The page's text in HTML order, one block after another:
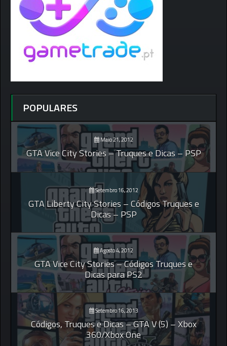
POPULARES
Maio 21, 2012
GTA Vice City Stories – Truques e Dicas – PSP
Setembro 16, 2012
GTA Liberty City Stories – Códigos Truques e
Dicas – PSP
Agosto 4, 2012
GTA Vice City Stories – Códigos Truques e
Dicas para PS2
Setembro 16, 2013
Códigos, Truques e Dicas – GTA V (5) – Xbox
360/Xbox One